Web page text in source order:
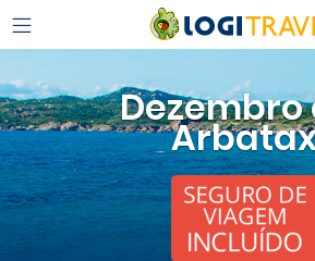
Dezembro